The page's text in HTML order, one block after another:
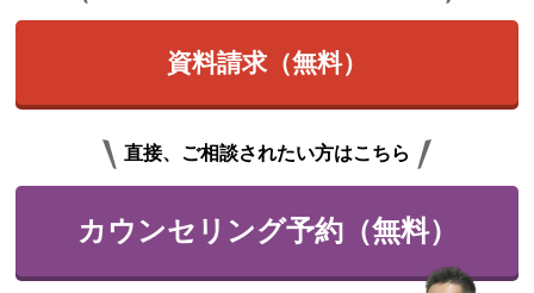
資料請求（無料）
直接、ご相談されたい方はこちら
カウンセリング予約（無料）